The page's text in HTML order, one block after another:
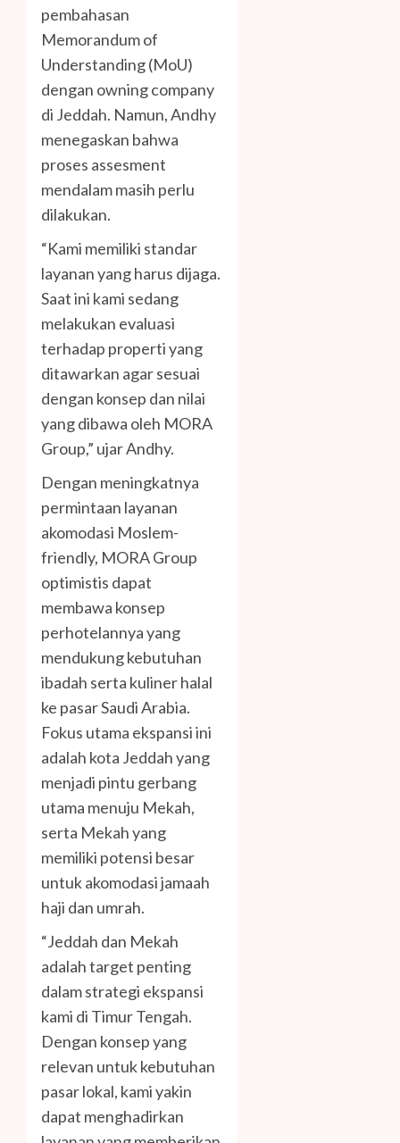
pembahasan
Memorandum of
Understanding (MoU)
dengan owning company
di Jeddah. Namun, Andhy
menegaskan bahwa
proses assesment
mendalam masih perlu
dilakukan.
“Kami memiliki standar
layanan yang harus dijaga.
Saat ini kami sedang
melakukan evaluasi
terhadap properti yang
ditawarkan agar sesuai
dengan konsep dan nilai
yang dibawa oleh MORA
Group,” ujar Andhy.
Dengan meningkatnya
permintaan layanan
akomodasi Moslem-
friendly, MORA Group
optimistis dapat
membawa konsep
perhotelannya yang
mendukung kebutuhan
ibadah serta kuliner halal
ke pasar Saudi Arabia.
Fokus utama ekspansi ini
adalah kota Jeddah yang
menjadi pintu gerbang
utama menuju Mekah,
serta Mekah yang
memiliki potensi besar
untuk akomodasi jamaah
haji dan umrah.
“Jeddah dan Mekah
adalah target penting
dalam strategi ekspansi
kami di Timur Tengah.
Dengan konsep yang
relevan untuk kebutuhan
pasar lokal, kami yakin
dapat menghadirkan